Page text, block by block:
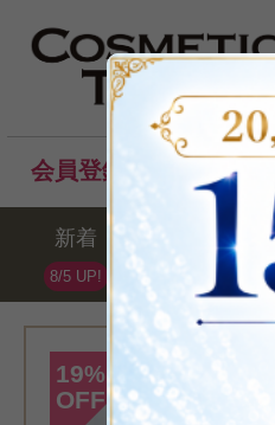
会員登録後のお買い物
新着
8/5 UP!
セール
19%
OFF